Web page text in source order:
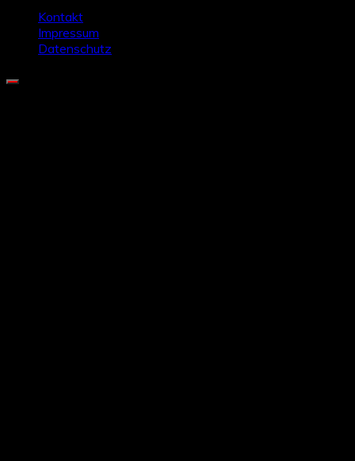
Kontakt
Impressum
Datenschutz